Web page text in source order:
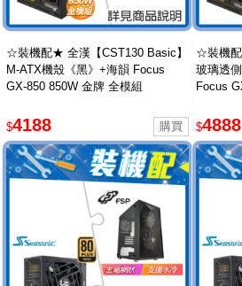
☆裝機配★ 全漢【CST130 Basic】
M-ATX機殼《黑》+海韻 Focus
GX-850 850W 金牌 全模組
$4188
☆裝機
玻璃透
Focus
$4888